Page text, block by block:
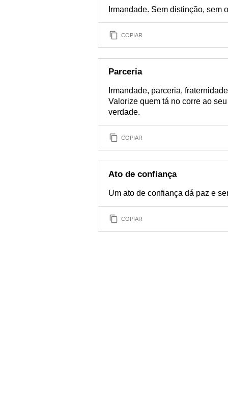
Irmandade. Sem distinção, sem
COPIAR
Parceria
Irmandade, parceria,
Valorize quem tá no corre ao
verdade.
COPIAR
Ato de confiança
Um ato de confiança dá paz e
COPIAR